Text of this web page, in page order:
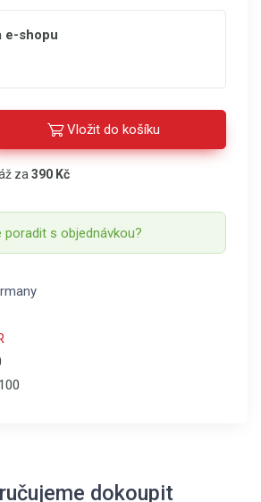
e-shopu
Vložit do košíku
za 390 Kč
poradit s objednávkou?
dokoupit